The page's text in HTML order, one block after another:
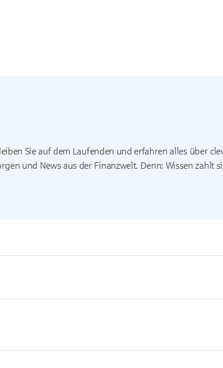
Sie auf dem Laufenden und erfahren alles über
und News aus der Finanzwelt. Denn: Wissen zahlt